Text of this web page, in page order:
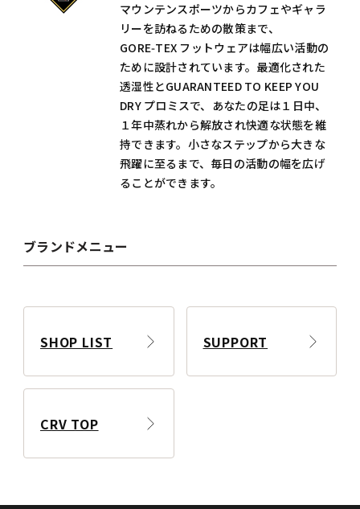
マウンテンスポーツからカフェやギャラ
リーを訪ねるための散策まで、
GORE‑TEX フットウェアは幅広い活動の
ために設計されています。最適化された
透湿性とGUARANTEED TO KEEP YOU
DRY プロミスで、あなたの足は１日中、
１年中蒸れから解放され快適な状態を維
持できます。小さなステップから大きな
飛躍に至るまで、毎日の活動の幅を広げ
ることができます。
ブランドメニュー
SHOP LIST SUPPORT
CRV TOP